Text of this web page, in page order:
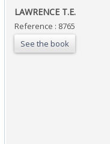
‎LAWRENCE T.E.‎
Reference : 8765
See the book